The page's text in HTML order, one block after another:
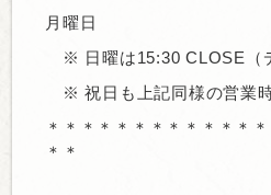
月曜日
※ 日曜は15:30 CLOSE（
※ 祝日も上記同様の営業時
＊＊＊＊＊＊＊＊＊＊＊＊
＊＊